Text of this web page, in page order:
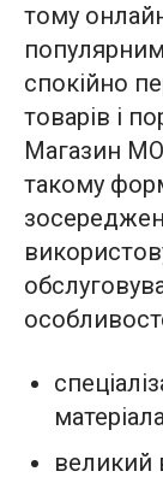
тому
спокійно
товарів і
Магазин
такому
великий